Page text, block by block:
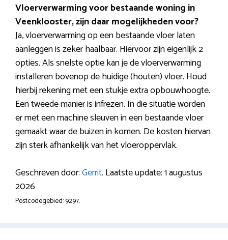
Vloerverwarming voor bestaande woning in
Veenklooster, zijn daar mogelijkheden voor?
Ja, vloerverwarming op een bestaande vloer laten
aanleggen is zeker haalbaar. Hiervoor zijn eigenlijk 2
opties. Als snelste optie kan je de vloerverwarming
installeren bovenop de huidige (houten) vloer. Houd
hierbij rekening met een stukje extra opbouwhoogte.
Een tweede manier is infrezen. In die situatie worden
er met een machine sleuven in een bestaande vloer
gemaakt waar de buizen in komen. De kosten hiervan
zijn sterk afhankelijk van het vloeroppervlak.
Geschreven door:Gerrit. Laatste update: 1 augustus
2026
Postcodegebied: 9297.